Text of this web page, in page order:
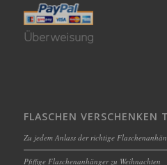
Überweisung
FLASCHEN VERSCHENKEN
Zu jedem Anlass der richtige
Pfiffige Flaschenanhänger zu Weihnachten